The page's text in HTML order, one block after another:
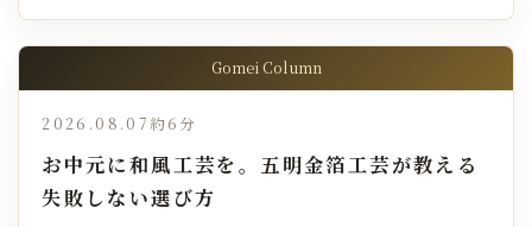
Gomei Column
2026.08.07 約6分
お中元に和風工芸を。五明金箔工芸が教える
失敗しない選び方